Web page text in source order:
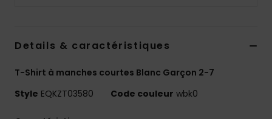
Details & caractéristiques
T-Shirt à manches courtes Blanc Garçon 2-7
Style EQKZT03580 Code couleur wbk0